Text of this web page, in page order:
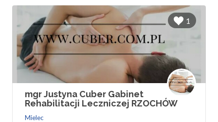
1
mgr Justyna Cuber Gabinet
Rehabilitacji Leczniczej RZOCHÓW
Mielec